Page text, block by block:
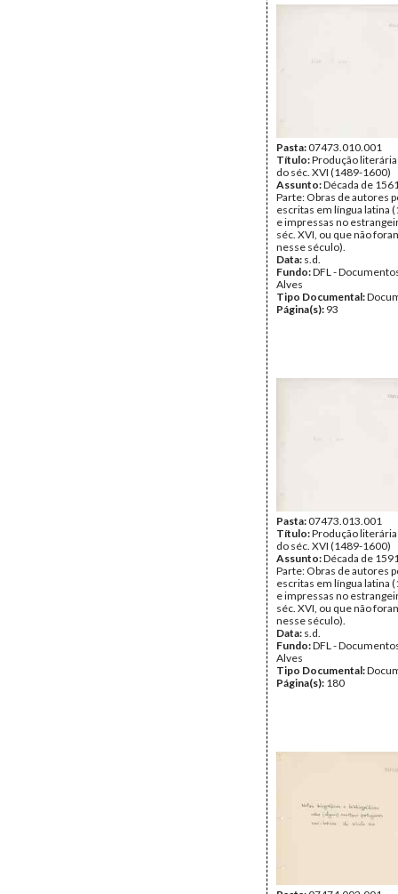
Pasta:07473.010.001
Título:Produção
do séc. XVI (1489-1600)
Assunto:Década de
Parte: Obras de autores
escritas em língua latina
e impressas no
séc. XVI, ou que não
nesse século).
Data: s.d.
Fundo:DFL -
Alves
Tipo Documental:
Página(s): 93
Pasta:07473.013.001
Título:Produção
do séc. XVI (1489-1600)
Assunto:Década de
Parte: Obras de autores
escritas em língua latina
e impressas no
séc. XVI, ou que não
nesse século).
Data: s.d.
Fundo:DFL -
Alves
Tipo Documental:
Página(s): 180